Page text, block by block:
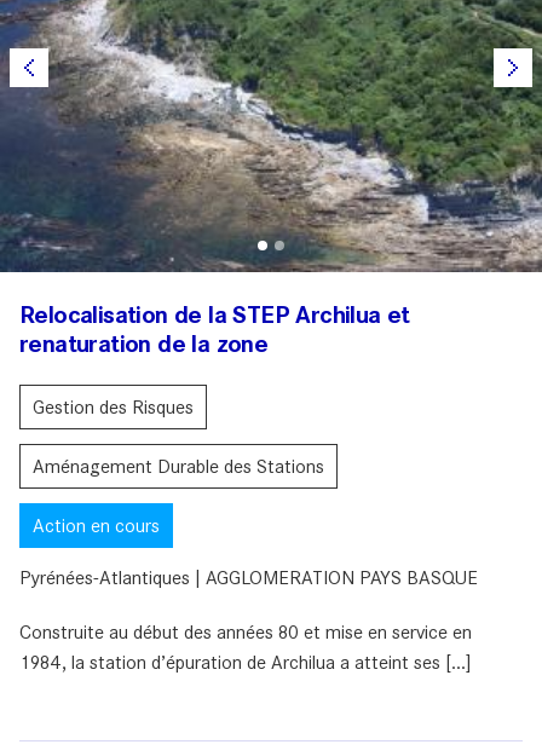
Relocalisation de la STEP Archilua et
renaturation de la zone
Gestion des Risques
Aménagement Durable des Stations
Action en cours
Pyrénées-Atlantiques | AGGLOMERATION PAYS BASQUE
Construite au début des années 80 et mise en service en
1984, la station d’épuration de Archilua a atteint ses [...]